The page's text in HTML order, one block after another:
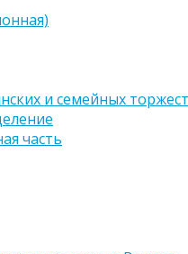
и семейных
часть